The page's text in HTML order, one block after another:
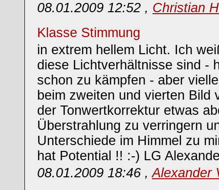
08.01.2009 12:52 , Christian
Klasse Stimmung
in extrem hellem Licht. Ich
diese Lichtverhältnisse sind -
schon zu kämpfen - aber
beim zweiten und vierten Bild
der Tonwertkorrektur etwas
Überstrahlung zu verringern
Unterschiede im Himmel zu
hat Potential !! :-) LG
08.01.2009 18:46 ,Alexander